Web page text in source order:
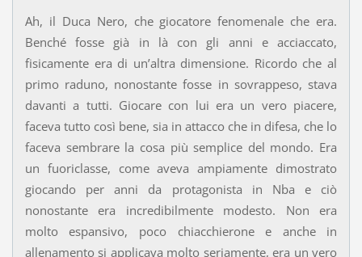
Ah, il Duca Nero, che giocatore fenomenale che era.
Benché fosse già in là con gli anni e acciaccato,
fisicamente era di un’altra dimensione. Ricordo che al
primo raduno, nonostante fosse in sovrappeso, stava
davanti a tutti. Giocare con lui era un vero piacere,
faceva tutto così bene, sia in attacco che in difesa, che lo
faceva sembrare la cosa più semplice del mondo. Era
un fuoriclasse, come aveva ampiamente dimostrato
giocando per anni da protagonista in Nba e ciò
nonostante era incredibilmente modesto. Non era
molto espansivo, poco chiacchierone e anche in
allenamento si applicava molto seriamente, era un vero